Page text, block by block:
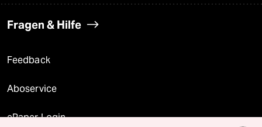
Fragen & Hilfe
Feedback
Aboservice
ePaper Login